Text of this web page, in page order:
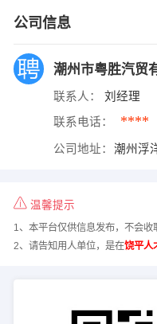
公司信息
潮州市粤胜汽贸
联系人： 刘经理
联系电话： ****
公司地址： 潮州浮
温馨提示
1、本平台仅供信息发布，不会收
2、请告知用人单位，是在饶平人